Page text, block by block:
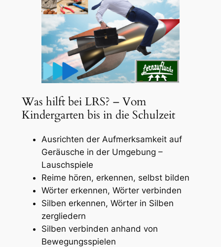
Was hilft bei LRS? – Vom
Kindergarten bis in die Schulzeit
Ausrichten der Aufmerksamkeit auf
Geräusche in der Umgebung –
Lauschspiele
Reime hören, erkennen, selbst bilden
Wörter erkennen, Wörter verbinden
Silben erkennen, Wörter in Silben
zergliedern
Silben verbinden anhand von
Bewegungsspielen